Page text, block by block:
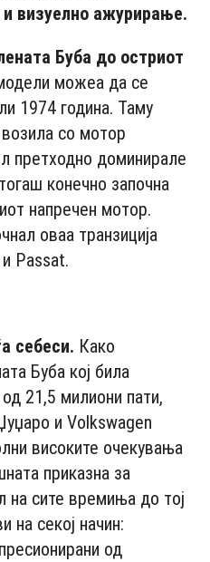
визуелно ажурирање.
Буба до остриот
можеа да се
1974 година. Таму
со мотор
претходно доминирале
конечно започна
напречен мотор.
оваа транзиција
Passat.
себеси. Како
Буба кој била
21,5 милиони пати,
и Volkswagen
високите очекувања
приказна за
на сите времиња до тој
на секој начин:
од